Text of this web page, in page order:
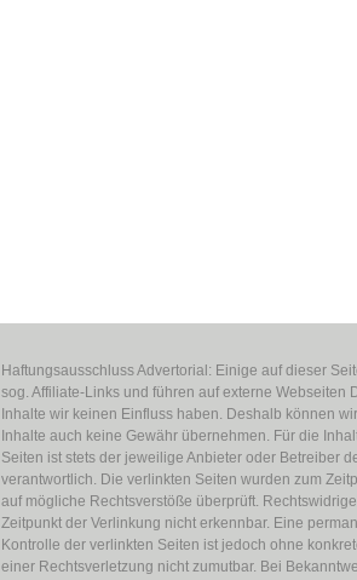
Haftungsausschluss Advertorial: Einige auf dieser
sog. Affiliate-Links und führen auf externe Webseiten
Inhalte wir keinen Einfluss haben. Deshalb können
Inhalte auch keine Gewähr übernehmen. Für die
Seiten ist stets der jeweilige Anbieter oder Betreiber
verantwortlich. Die verlinkten Seiten wurden zum
auf mögliche Rechtsverstöße überprüft.
Zeitpunkt der Verlinkung nicht erkennbar. Eine
Kontrolle der verlinkten Seiten ist jedoch ohne
einer Rechtsverletzung nicht zumutbar. Bei